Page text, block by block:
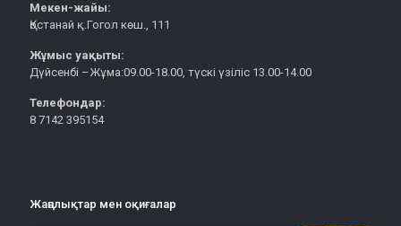
Мекен-жайы:
Қостанай қ.Гогол көш., 111
Жұмыс уақыты:
Дүйсенбі –Жұма:09.00-18.00, түскі үзіліс 13.00-14.00
Телефондар:
8 7142 395154
Жаңалықтар мен оқиғалар